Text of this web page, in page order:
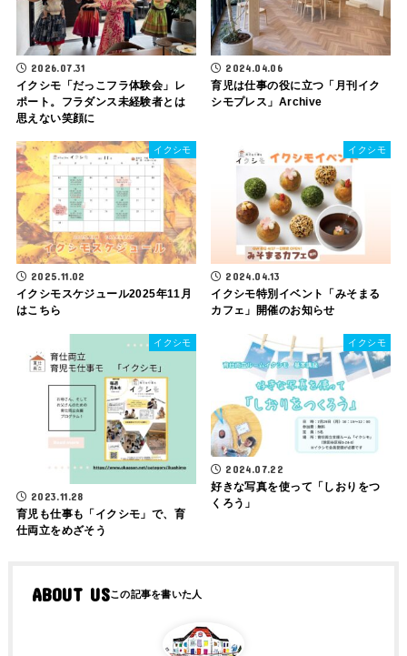
2026.07.31
イクシモ「だっこフラ体験会」レ
ポート。フラダンス未経験者とは
思えない笑顔に
2024.04.06
育児は仕事の役に立つ「月刊イク
シモプレス」Archive
イクシモ
2025.11.02
イクシモスケジュール2025年11月
はこちら
イクシモ
2024.04.13
イクシモ特別イベント「みそまる
カフェ」開催のお知らせ
イクシモ
2023.11.28
育児も仕事も「イクシモ」で、育
仕両立をめざそう
イクシモ
2024.07.22
好きな写真を使って「しおりをつ
くろう」
ABOUT US